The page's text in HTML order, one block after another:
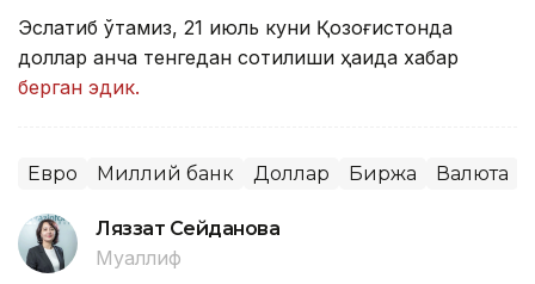
Эслатиб ўтамиз, 21 июль куни Қозоғистонда
доллар қанча тенгедан сотилиши ҳақида хабар
берган эдик.
Евро Миллий банк Доллар Биржа Валюта
Ляззат Сейданова
Муаллиф